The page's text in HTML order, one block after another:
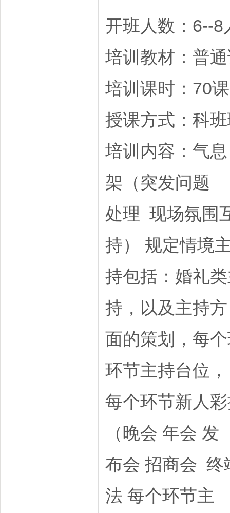
开班人数：6--8
培训教材：普
培训课时：70
授课方式：科
培训内容：气
架（突发问题
处理 现场氛围
持） 规定情境
持包括：婚礼
持，以及主持方
面的策划，每
环节主持台位，
每个环节新人
（晚会 年会 发
布会 招商会 终
法 每个环节主